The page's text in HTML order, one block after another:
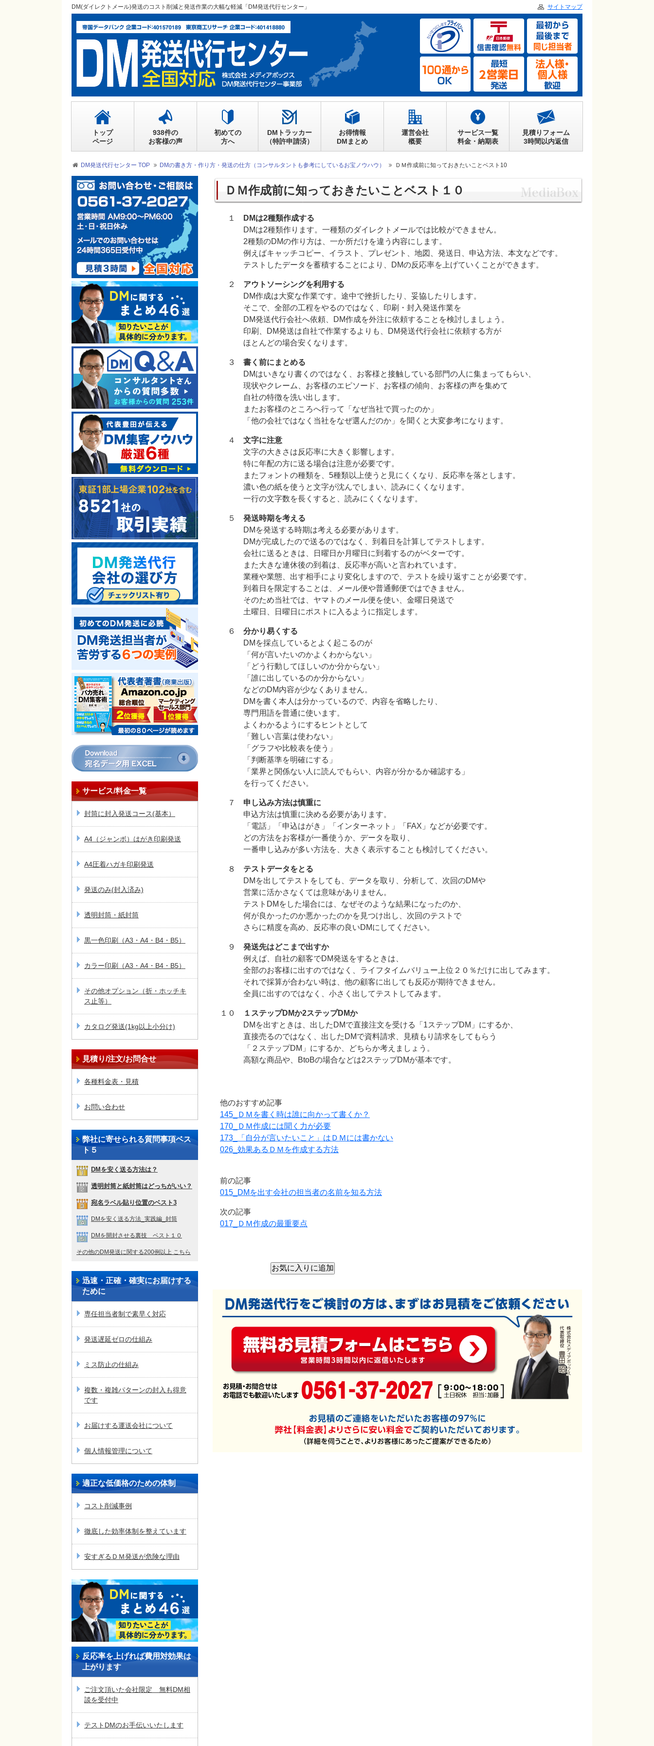
DM発送代行センター TOP DMの書き方・作り方・発送の仕方（コンサルタントも参考にしているお宝ノウハウ） ＤＭ作成前に知っておきたいことベスト10
ＤＭ作成前に知っておきたいことベスト１０
１
DMは2種類作成する
DMは2種類作ります。一種類のダイレクトメールでは比較ができません。
2種類のDMの作り方は、一か所だけを違う内容にします。
例えばキャッチコピー、イラスト、プレゼント、地図、発送日、申込方法、本文などです。
テストしたデータを蓄積することにより、DMの反応率を上げていくことができます。
２ アウトソーシングを利用する
DM作成は大変な作業です。途中で挫折したり、妥協したりします。
そこで、全部の工程をやるのではなく、印刷・封入発送作業を
DM発送代行会社へ依頼、DM作成を外注に依頼することを検討しましょう。
印刷、DM発送は自社で作業するよりも、DM発送代行会社に依頼する方が
ほとんどの場合安くなります。
３ 書く前にまとめる
DMはいきなり書くのではなく、お客様と接触している部門の人に集まってもらい、
現状やクレーム、お客様のエピソード、お客様の傾向、お客様の声を集めて
自社の特徴を洗い出します。
またお客様のところへ行って「なぜ当社で買ったのか」
「他の会社ではなく当社をなぜ選んだのか」を聞くと大変参考になります。
４ 文字に注意
文字の大きさは反応率に大きく影響します。
特に年配の方に送る場合は注意が必要です。
またフォントの種類を、5種類以上使うと見にくくなり、反応率を落とします。
濃い色の紙を使うと文字が沈んでしまい、読みにくくなります。
一行の文字数を長くすると、読みにくくなります。
５ 発送時期を考える
DMを発送する時期は考える必要があります。
DMが完成したので送るのではなく、到着日を計算してテストします。
会社に送るときは、日曜日か月曜日に到着するのがベターです。
また大きな連休後の到着は、反応率が高いと言われています。
業種や業態、出す相手により変化しますので、テストを繰り返すことが必要です。
到着日を限定することは、メール便や普通郵便ではできません。
そのため当社では、ヤマトのメール便を使い、金曜日発送で
土曜日、日曜日にポストに入るように指定します。
６ 分かり易くする
DMを採点しているとよく起こるのが
「何が言いたいのかよくわからない」
「どう行動してほしいのか分からない」
「誰に出しているのか分からない」
などのDM内容が少なくありません。
DMを書く本人は分かっているので、内容を省略したり、
専門用語を普通に使います。
よくわかるようにするヒントとして
「難しい言葉は使わない」
「グラフや比較表を使う」
「判断基準を明確にする」
「業界と関係ない人に読んでもらい、内容が分かるか確認する」
を行ってください。
７ 申し込み方法は慎重に
申込方法は慎重に決める必要があります。
「電話」「申込はがき」「インターネット」「FAX」などが必要です。
どの方法をお客様が一番使うか、データを取り、
一番申し込みが多い方法を、大きく表示することも検討してください。
８ テストデータをとる
DMを出してテストをしても、データを取り、分析して、次回のDMや
営業に活かさなくては意味がありません。
テストDMをした場合には、なぜそのような結果になったのか、
何が良かったのか悪かったのかを見つけ出し、次回のテストで
さらに精度を高め、反応率の良いDMにしてください。
９ 発送先はどこまで出すか
例えば、自社の顧客でDM発送をするときは、
全部のお客様に出すのではなく、ライフタイムバリュー上位２０％だけに出してみます。
それで採算が合わない時は、他の顧客に出しても反応が期待できません。
全員に出すのではなく、小さく出してテストしてみます。
１０
１ステップDMか2ステップDMか
DMを出すときは、出したDMで直接注文を受ける「1ステップDM」にするか、
直接売るのではなく、出したDMで資料請求、見積もり請求をしてもらう
「２ステップDM」にするか、どちらか考えましょう。
高額な商品や、BtoBの場合などは2ステップDMが基本です。
他のおすすめ記事
145_ＤＭを書く時は誰に向かって書くか？
170_ＤＭ作成には聞く力が必要
173_「自分が言いたいこと」はＤＭには書かない
026_効果あるＤＭを作成する方法
前の記事
015_DMを出す会社の担当者の名前を知る方法
次の記事
017_ＤＭ作成の最重要点
サービス/料金一覧
封筒に封入発送コース(基本）
A4（ジャンボ）はがき印刷発送
A4圧着ハガキ印刷発送
発送のみ(封入済み)
透明封筒・紙封筒
黒一色印刷（A3・A4・B4・B5）
カラー印刷（A3・A4・B4・B5）
その他オプション（折・ホッチキ
ス止等）
カタログ発送(1kg以上小分け)
見積り/注文/お問合せ
各種料金表・見積
お問い合わせ
弊社に寄せられる質問事項ベス
ト５
DMを安く送る方法は？
透明封筒と紙封筒はどっちがいい？
宛名ラベル貼り位置のベスト3
DMを安く送る方法_実践編_封筒
DMを開封させる裏技 ベスト１０
その他のDM発送に関する200例以上 こちら
迅速・正確・確実にお届けする
ために
専任担当者制で素早く対応
発送遅延ゼロの仕組み
ミス防止の仕組み
複数・複雑パターンの封入も得意
です
お届けする運送会社について
個人情報管理について
適正な低価格のための体制
コスト削減事例
徹底した効率体制を整えています
安すぎるＤＭ発送が危険な理由
反応率を上げれば費用対効果は
上がります
ご注文頂いた会社限定 無料DM相
談を受付中
テストDMのお手伝いいたします
DM(ダイレクトメール)発送のコスト削減と発送作業の大幅な軽減「DM発送代行センター」 サイトマップ
トップ
ページ
938件の
お客様の声
初めての
方へ
DMトラッカー
（特許申請済）
お得情報
DMまとめ
運営会社
概要
サービス一覧
料金・納期表
見積りフォーム
3時間以内返信